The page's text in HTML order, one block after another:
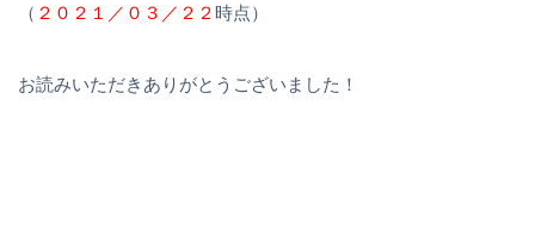
（ ２０２１／０３／２２時点）
お読みいただきありがとうございました！